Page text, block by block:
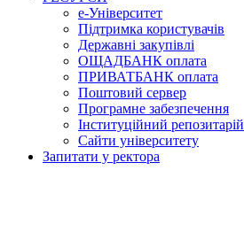
е-Університет
Підтримка користувачів
Державні закупівлі
ОЩАДБАНК оплата
ПРИВАТБАНК оплата
Поштовий сервер
Програмне забезпечення
Інституційний репозитарій
Сайти університету
Запитати у ректора